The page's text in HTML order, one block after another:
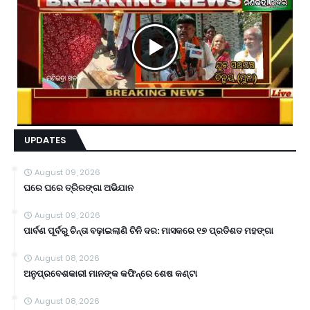
UPDATES
August 09, 2026
ଘରେ ଘରେ ତ୍ରିରଙ୍ଗା ଅଭିଯାନ
August 09, 2026
ପାର୍ବଣ ପୂର୍ବରୁ ଚିନ୍ତା ବଢ଼ାଇଲାଣି ଚିନି ଦର: ମାସକରେ ୧୭ ପ୍ରତିଶତ ମହଙ୍ଗା
August 08, 2026
ଅନୁପ୍ରବେଶକାରୀ ମାନଙ୍କ କଫିନ୍‌ରେ ଶେଷ କଣ୍ଟା
August 08, 2026